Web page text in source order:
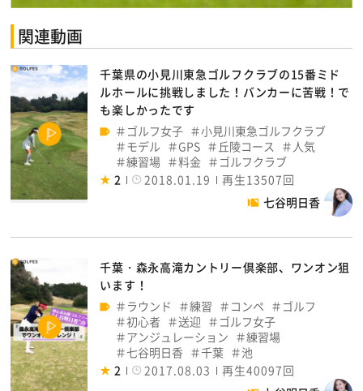
関連動画
千葉県の小見川東急ゴルフクラブの15番ミド
ルホールに挑戦しました！バンカーに苦戦！で
も楽しかったです
ゴルフ女子
小見川東急ゴルフクラブ
モデル
GPS 丘陵コース
人気
練習場
料金
ゴルフクラブ
2
2018.01.19
再生13507回
七谷明日香
千葉・森永高滝カントリー倶楽部、ワンオン狙
います！
ラウンド
練習 コンペ
ゴルフ
初心者
送迎
ゴルフ女子
アンジュレーション
練習場
七谷明日香
千葉
池
2
2017.08.03
再生40097回